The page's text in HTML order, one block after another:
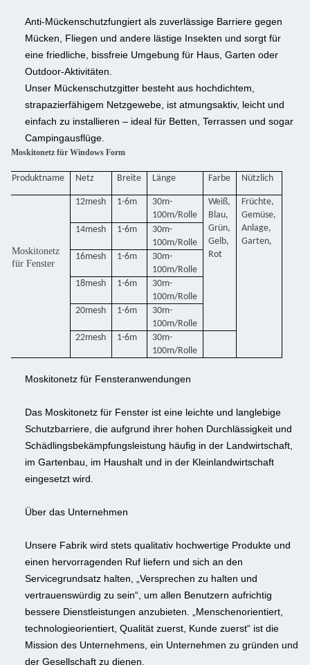
Anti-Mückenschutzfungiert als zuverlässige Barriere gegen
Mücken, Fliegen und andere lästige Insekten und sorgt für
eine friedliche, bissfreie Umgebung für Haus, Garten oder
Outdoor-Aktivitäten.
Unser Mückenschutzgitter besteht aus hochdichtem,
strapazierfähigem Netzgewebe, ist atmungsaktiv, leicht und
einfach zu installieren – ideal für Betten, Terrassen und sogar
Campingausflüge.
Moskitonetz für Windows Form
Produktname Netz Breite Länge Farbe Nützlich
Moskitonetz
für Fenster
12mesh 1-6m
30m-
100m/Rolle
Weiß,
Blau,
Grün,
Gelb,
Rot
Früchte,
Gemüse,
Anlage,
Garten,
14mesh 1-6m
30m-
100m/Rolle
16mesh
1-6m
30m-
100m/Rolle
18mesh
1-6m
30m-
100m/Rolle
20mesh
1-6m
30m-
100m/Rolle
22mesh
1-6m
30m-
100m/Rolle
Moskitonetz für Fensteranwendungen
Das Moskitonetz für Fenster ist eine leichte und langlebige
Schutzbarriere, die aufgrund ihrer hohen Durchlässigkeit und
Schädlingsbekämpfungsleistung häufig in der Landwirtschaft,
im Gartenbau, im Haushalt und in der Kleinlandwirtschaft
eingesetzt wird.
Über das Unternehmen
Unsere Fabrik wird stets qualitativ hochwertige Produkte und
einen hervorragenden Ruf liefern und sich an den
Servicegrundsatz halten, „Versprechen zu halten und
vertrauenswürdig zu sein“, um allen Benutzern aufrichtig
bessere Dienstleistungen anzubieten. „Menschenorientiert,
technologieorientiert, Qualität zuerst, Kunde zuerst“ ist die
Mission des Unternehmens, ein Unternehmen zu gründen und
der Gesellschaft zu dienen.